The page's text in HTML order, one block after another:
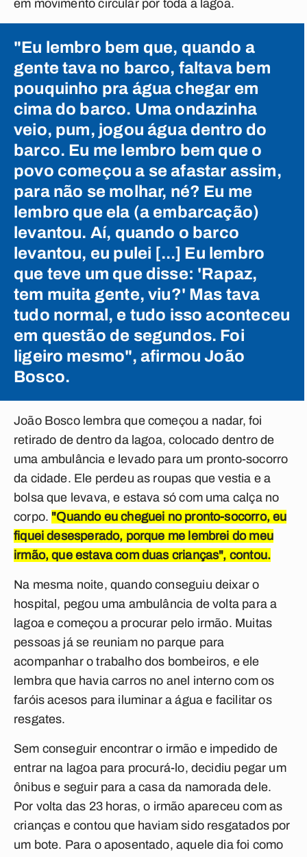
em movimento circular por toda a lagoa.
"Eu lembro bem que, quando a
gente tava no barco, faltava bem
pouquinho pra água chegar em
cima do barco. Uma ondazinha
veio, pum, jogou água dentro do
barco. Eu me lembro bem que o
povo começou a se afastar assim,
para não se molhar, né? Eu me
lembro que ela (a embarcação)
levantou. Aí, quando o barco
levantou, eu pulei [...] Eu lembro
que teve um que disse: 'Rapaz,
tem muita gente, viu?' Mas tava
tudo normal, e tudo isso aconteceu
em questão de segundos. Foi
ligeiro mesmo", afirmou João
Bosco.
João Bosco lembra que começou a nadar, foi
retirado de dentro da lagoa, colocado dentro de
uma ambulância e levado para um pronto-socorro
da cidade. Ele perdeu as roupas que vestia e a
bolsa que levava, e estava só com uma calça no
corpo. "Quando eu cheguei no pronto-socorro, eu
fiquei desesperado, porque me lembrei do meu
irmão, que estava com duas crianças", contou.
Na mesma noite, quando conseguiu deixar o
hospital, pegou uma ambulância de volta para a
lagoa e começou a procurar pelo irmão. Muitas
pessoas já se reuniam no parque para
acompanhar o trabalho dos bombeiros, e ele
lembra que havia carros no anel interno com os
faróis acesos para iluminar a água e facilitar os
resgates.
Sem conseguir encontrar o irmão e impedido de
entrar na lagoa para procurá-lo, decidiu pegar um
ônibus e seguir para a casa da namorada dele.
Por volta das 23 horas, o irmão apareceu com as
crianças e contou que haviam sido resgatados por
um bote. Para o aposentado, aquele dia foi como